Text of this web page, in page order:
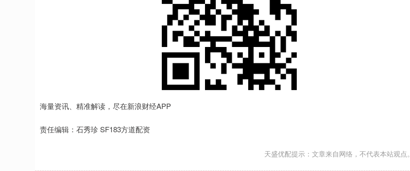
海量资讯、精准解读，尽在新浪财经APP
责任编辑：石秀珍 SF183方道配资
天盛优配提示：文章来自网络，不代表本站观点。